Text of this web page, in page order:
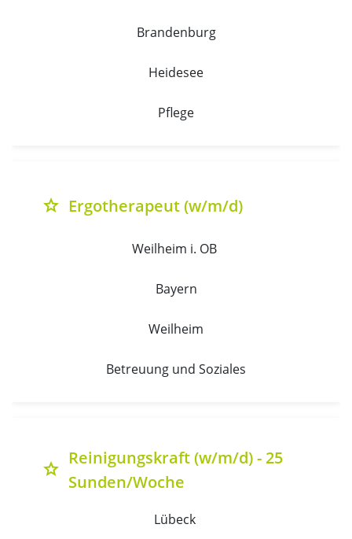
Brandenburg
Heidesee
Pflege
grade Ergotherapeut (w/m/d)
Weilheim i. OB
Bayern
Weilheim
Betreuung und Soziales
grade
Reinigungskraft (w/m/d) - 25
Sunden/Woche
Lübeck